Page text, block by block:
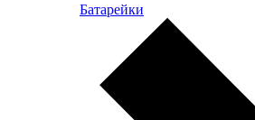
Батарейки